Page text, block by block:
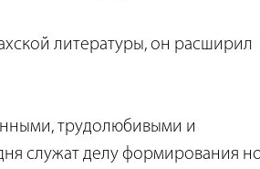
литературы, он расширил
трудолюбивыми и
служат делу формирования